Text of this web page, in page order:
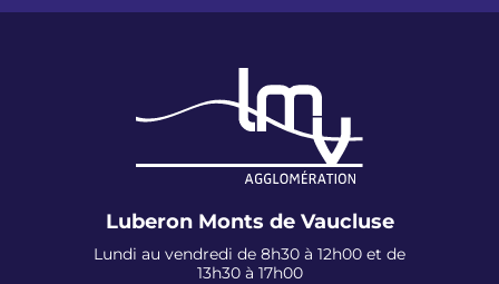
Luberon Monts de Vaucluse
Lundi au vendredi de 8h30 à 12h00 et de
13h30 à 17h00